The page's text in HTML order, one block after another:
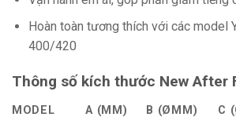
Hoàn toàn tương thích với các model
400/420
Thông số kích thước New After
MODEL A (MM) B (ØMM) C